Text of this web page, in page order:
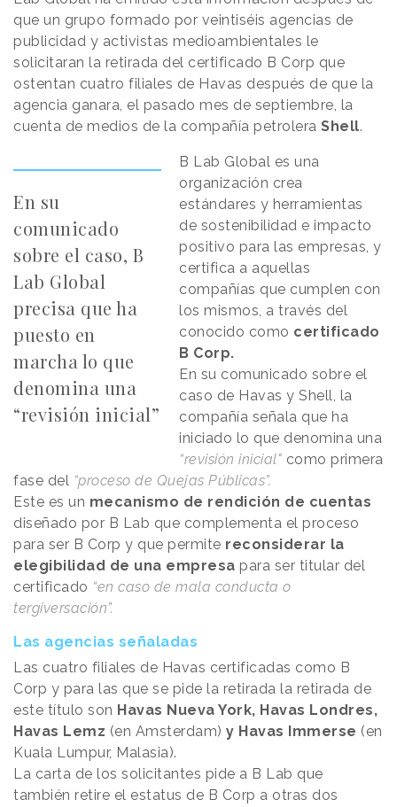
que un grupo formado por veintiséis agencias de
publicidad y activistas medioambientales le
solicitaran la retirada del certificado B Corp que
ostentan cuatro filiales de Havas después de que la
agencia ganara, el pasado mes de septiembre, la
cuenta de medios de la compañía petrolera Shell.
En su
comunicado
sobre el caso, B
Lab Global
precisa que ha
puesto en
marcha lo que
denomina una
“revisión inicial”
B Lab Global es una
organización crea
estándares y herramientas
de sostenibilidad e impacto
positivo para las empresas, y
certifica a aquellas
compañías que cumplen con
los mismos, a través del
conocido como certificado
B Corp.
En su comunicado sobre el
caso de Havas y Shell, la
compañía señala que ha
iniciado lo que denomina una
“revisión inicial" como primera
fase del “proceso de Quejas Públicas”.
Este es un mecanismo de rendición de cuentas
diseñado por B Lab que complementa el proceso
para ser B Corp y que permite reconsiderar la
elegibilidad de una empresa para ser titular del
certificado “en caso de mala conducta o
tergiversación”.
Las agencias señaladas
Las cuatro filiales de Havas certificadas como B
Corp y para las que se pide la retirada la retirada de
este título son Havas Nueva York, Havas Londres,
Havas Lemz (en Amsterdam) y Havas Immerse (en
Kuala Lumpur, Malasia).
La carta de los solicitantes pide a B Lab que
también retire el estatus de B Corp a otras dos